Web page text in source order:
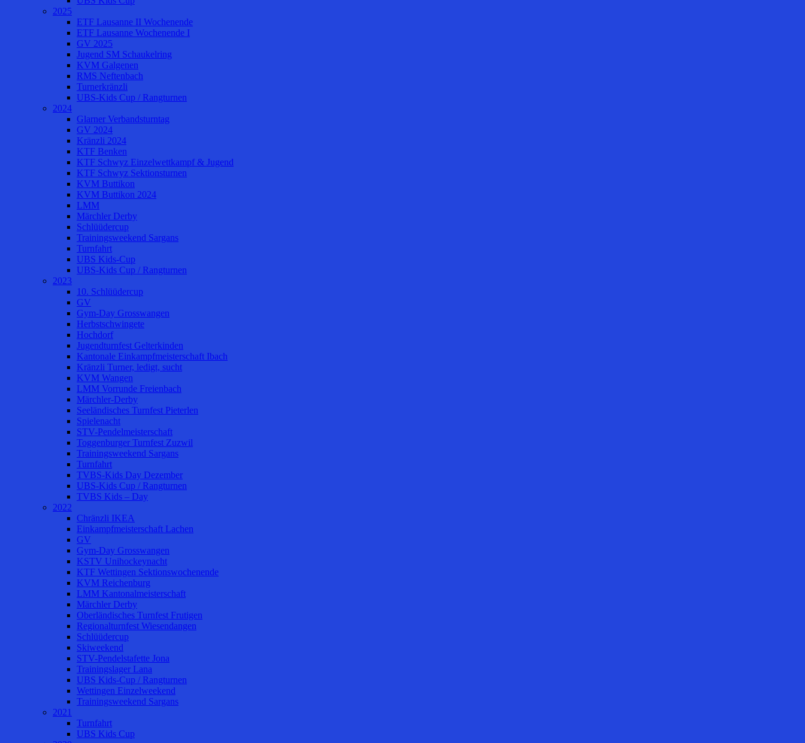
2025
ETF Lausanne II Wochenende
ETF Lausanne Wochenende I
GV 2025
Jugend SM Schaukelring
KVM Galgenen
RMS Neftenbach
Turnerkränzli
UBS-Kids Cup / Rangturnen
2024
Glarner Verbandsturntag
GV 2024
Kränzli 2024
KTF Benken
KTF Schwyz Einzelwettkampf & Jugend
KTF Schwyz Sektionsturnen
KVM Buttikon
KVM Buttikon 2024
LMM
Märchler Derby
Schlüüdercup
Trainingsweekend Sargans
Turnfahrt
UBS Kids-Cup
UBS-Kids Cup / Rangturnen
2023
10. Schlüüdercup
GV
Gym-Day Grosswangen
Herbstschwingete
Hochdorf
Jugendturnfest Gelterkinden
Kantonale Einkampfmeisterschaft Ibach
Kränzli Turner, ledigt, sucht
KVM Wangen
LMM Vorrunde Freienbach
Märchler-Derby
Seeländisches Turnfest Pieterlen
Spielenacht
STV-Pendelmeisterschaft
Toggenburger Turnfest Zuzwil
Trainingsweekend Sargans
Turnfahrt
TVBS-Kids Day Dezember
UBS-Kids Cup / Rangturnen
TVBS Kids – Day
2022
Chränzli IKEA
Einkampfmeisterschaft Lachen
GV
Gym-Day Grosswangen
KSTV Unihockeynacht
KTF Wettingen Sektionswochenende
KVM Reichenburg
LMM Kantonalmeisterschaft
Märchler Derby
Oberländisches Turnfest Frutigen
Regionalturnfest Wiesendangen
Schlüüdercup
Skiweekend
STV-Pendelstafette Jona
Trainingslager Lana
UBS Kids-Cup / Rangturnen
Wettingen Einzelweekend
Trainingsweekend Sargans
2021
Turnfahrt
UBS Kids Cup